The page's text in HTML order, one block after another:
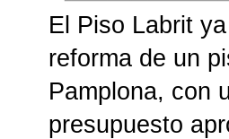
El Piso Labrit
reforma de un
Pamplona, con
presupuesto